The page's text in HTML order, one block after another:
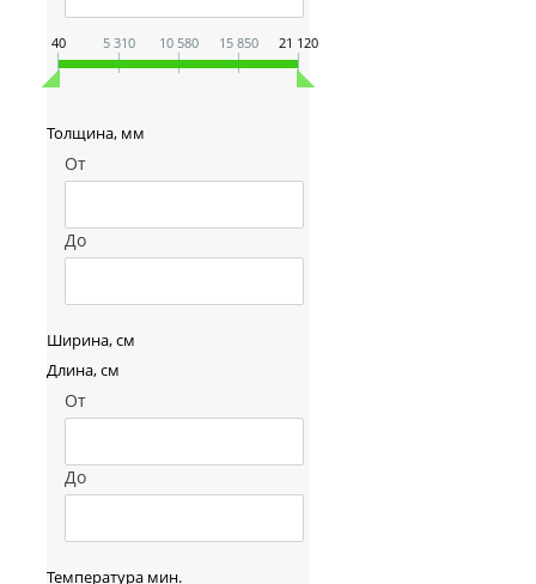
40 5 310 10 580 15 850 21 120
Толщина, мм
От
До
Ширина, см
Длина, см
От
До
Температура мин.